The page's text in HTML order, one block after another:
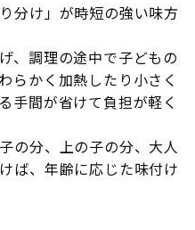
分け」が時短の強い味方
、調理の途中で子どもの
らかく加熱したり小さく
手間が省けて負担が軽く
の分、上の子の分、大人
ば、年齢に応じた味付け